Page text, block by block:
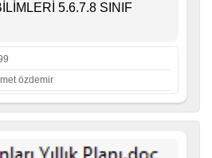
5.6.7.8 SINIF
özdemir